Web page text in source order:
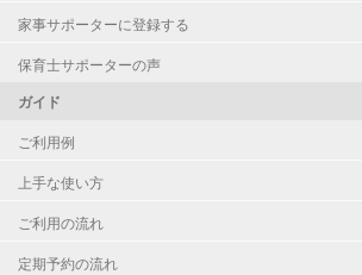
家事サポーターに登録する
保育士サポーターの声
ガイド
ご利用例
上手な使い方
ご利用の流れ
定期予約の流れ